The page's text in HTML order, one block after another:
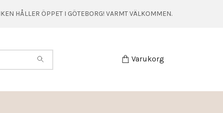
HÅLLER ÖPPET I GÖTEBORG! VARMT VÄLKOMMEN.
Varukorg